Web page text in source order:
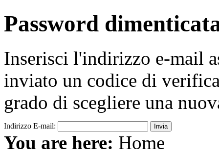
Password
Inserisci l'indirizzo e-mail
inviato un codice di
grado di scegliere una
Indirizzo E-mail: Invia
You are here: Home